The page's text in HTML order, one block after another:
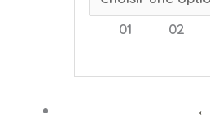
01 02
←